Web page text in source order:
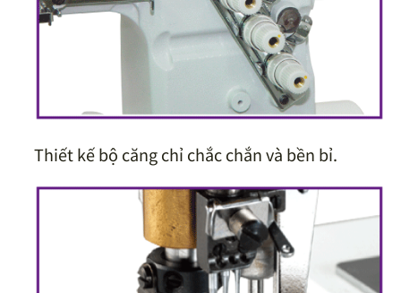
Thiết kế bộ căng chỉ chắc chắn và bền bỉ.